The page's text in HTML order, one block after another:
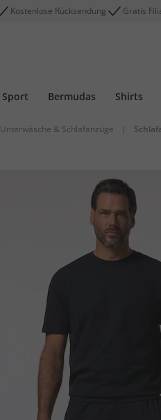
Kostenlose Rücksendung Gratis
Sport Bermudas Shirts
Unterwäsche & Schlafanzüge |